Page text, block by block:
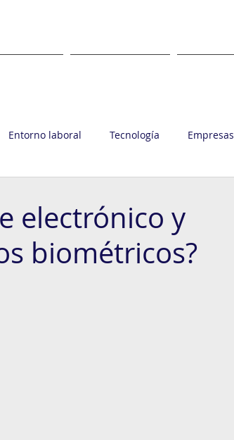
Entorno laboral Tecnología Empresas
electrónico y
biométricos?